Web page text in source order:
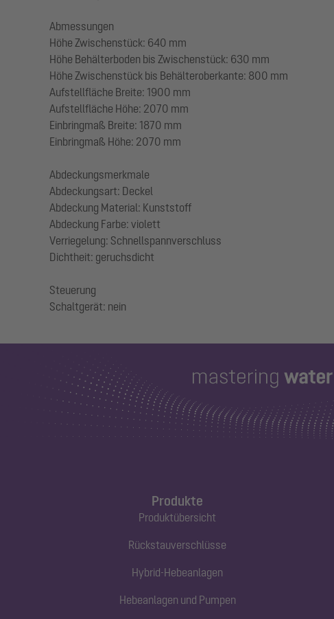
Abmessungen
Höhe Zwischenstück: 640 mm
Höhe Behälterboden bis Zwischenstück: 630 mm
Höhe Zwischenstück bis Behälteroberkante: 800 mm
Aufstellfläche Breite: 1900 mm
Aufstellfläche Höhe: 2070 mm
Einbringmaß Breite: 1870 mm
Einbringmaß Höhe: 2070 mm
Abdeckungsmerkmale
Abdeckungsart: Deckel
Abdeckung Material: Kunststoff
Abdeckung Farbe: violett
Verriegelung: Schnellspannverschluss
Dichtheit: geruchsdicht
Steuerung
Produkte
Produktübersicht
Rückstauverschlüsse
Hybrid-Hebeanlagen
Hebeanlagen und Pumpen